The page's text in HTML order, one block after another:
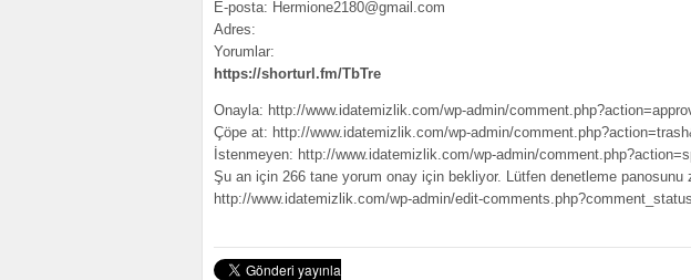
E-posta: Hermione2180@gmail.com
Adres:
Yorumlar:
https://shorturl.fm/TbTre
Onayla: http://www.idatemizlik.com/wp-admin/
Çöpe at: http://www.idatemizlik.com/wp-admin/
İstenmeyen: http://www.idatemizlik.com/wp-admin/
Şu an için 266 tane yorum onay için bekliyor. Lütfen denetleme panosunu
http://www.idatemizlik.com/wp-admin/edit-